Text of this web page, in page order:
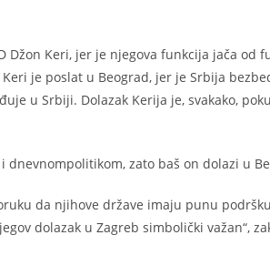
Džon Keri, jer je njegova funkcija jača od
je poslat u Beograd, jer je Srbija
u Srbiji. Dolazak Kerija je, svakako,
zato baš on dolazi u
da njihove države imaju punu
dolazak u Zagreb simbolički važan“,